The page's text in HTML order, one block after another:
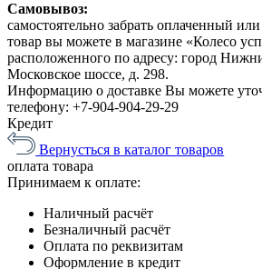
Самовывоз:
самостоятельно забрать оплаченный
товар вы можете в магазине «Колесо
расположенного по адресу: город
Московское шоссе, д. 298.
Информацию о доставке Вы можете
телефону: +7-904-904-29-29
Кредит
Вернусться в каталог товаров
оплата товара
Принимаем к оплате:
Наличный расчёт
Безналичный расчёт
Оплата по реквизитам
Оформление в кредит